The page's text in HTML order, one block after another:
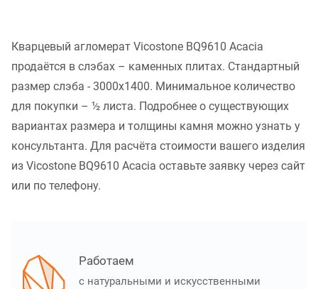
Кварцевый агломерат Vicostone BQ9610 Acacia
продаётся в слэбах – каменных плитах. Стандартный
размер слэба - 3000x1400. Минимальное количество
для покупки – ½ листа. Подробнее о существующих
вариантах размера и толщины камня можно узнать у
консультанта. Для расчёта стоимости вашего изделия
из Vicostone BQ9610 Acacia оставьте заявку через сайт
или по телефону.
Работаем
с натуральными и искусственными